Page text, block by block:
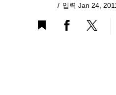
입력 Jan 24,